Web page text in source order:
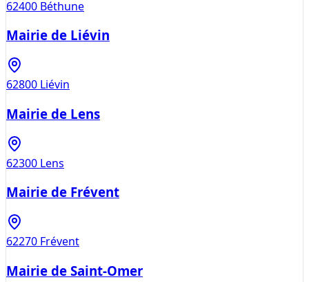
62400 Béthune
Mairie de Liévin
62800 Liévin
Mairie de Lens
62300 Lens
Mairie de Frévent
62270 Frévent
Mairie de Saint-Omer